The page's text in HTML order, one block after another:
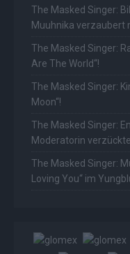
The Masked Singer:
Muuhnika verzaubert
The Masked Singer:
Are The World“!
The Masked Singer:
Moon“!
The Masked Singer:
Moderatorin
The Masked Singer:
Loving You“ im